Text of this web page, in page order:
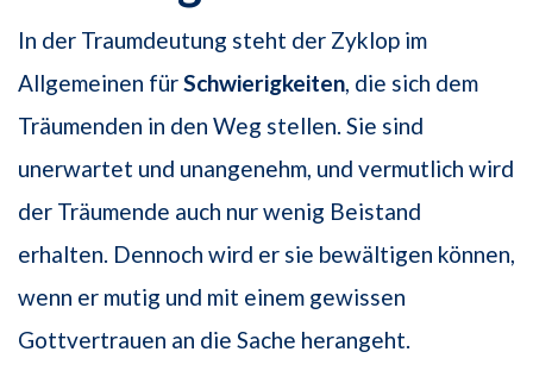
In der Traumdeutung steht der Zyklop im
Allgemeinen fürSchwierigkeiten, die sich dem
Träumenden in den Weg stellen. Sie sind
unerwartet und unangenehm, und vermutlich wird
der Träumende auch nur wenig Beistand
erhalten. Dennoch wird er sie bewältigen können,
wenn er mutig und mit einem gewissen
Gottvertrauen an die Sache herangeht.